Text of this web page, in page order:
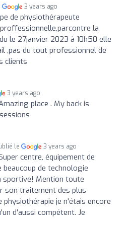
3 years ago
de physiothérapeute
la
le 27janvier 2023 à 10h50 elle
,pas du tout professionnel de
clients
3 years ago
place . My back is
le 3 years ago
centre, équipement de
de technologie
sportive! Mention toute
son traitement des plus
je n'étais encore
d'aussi compétent. Je